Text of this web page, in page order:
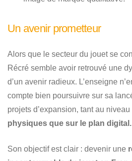
Un avenir prometteur
Alors que le secteur du jouet se
Récré semble avoir retrouvé une
d’un avenir radieux. L’enseigne
compte bien poursuivre sur sa
projets d’expansion, tant au niveau
physiques que sur le plan digital.
Son objectif est clair : devenir une